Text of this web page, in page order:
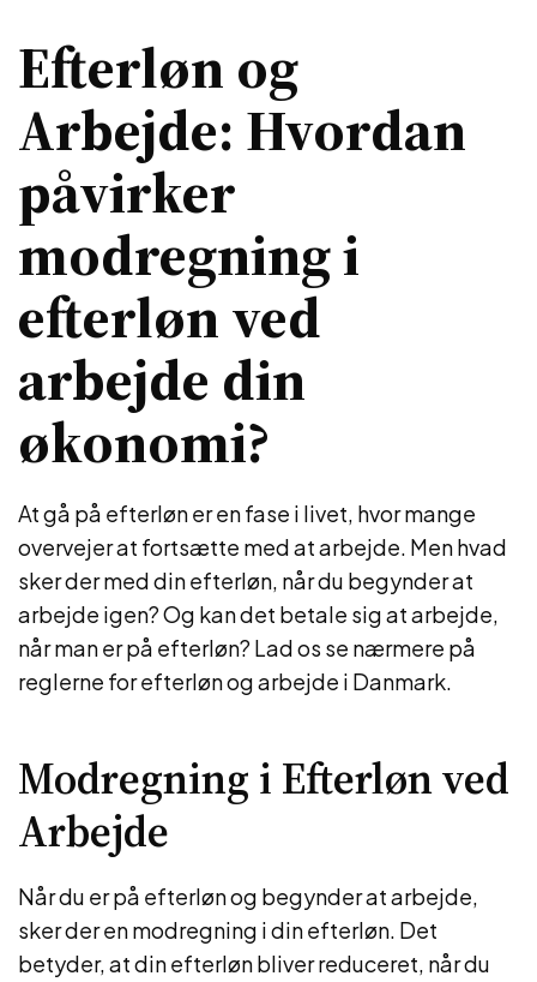
Efterløn og
Arbejde: Hvordan
påvirker
modregning i
efterløn ved
arbejde din
økonomi?
At gå på efterløn er en fase i livet, hvor mange
overvejer at fortsætte med at arbejde. Men hvad
sker der med din efterløn, når du begynder at
arbejde igen? Og kan det betale sig at arbejde,
når man er på efterløn? Lad os se nærmere på
reglerne for efterløn og arbejde i Danmark.
Modregning i Efterløn ved
Arbejde
Når du er på efterløn og begynder at arbejde,
sker der en modregning i din efterløn. Det
betyder, at din efterløn bliver reduceret, når du